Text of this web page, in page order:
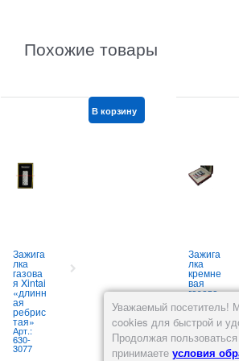
Похожие товары
Зажига
лка
газова
я Xintai
«длинн
ая
ребрис
тая»
Арт.:
630-
3077
В корзину
Зажига
лка
кремне
вая
газова
я Derui
(B2012
)
Арт.:
630-
Уважаемый посетитель!
cookies для быстрой и
Продолжая
принимаете условия